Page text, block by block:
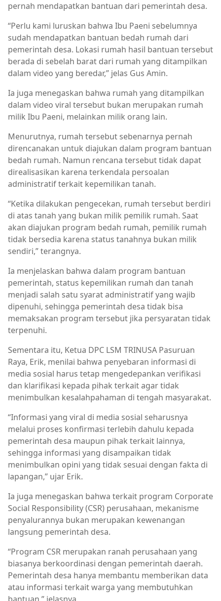
pernah mendapatkan bantuan dari pemerintah desa.
“Perlu kami luruskan bahwa Ibu Paeni sebelumnya
sudah mendapatkan bantuan bedah rumah dari
pemerintah desa. Lokasi rumah hasil bantuan tersebut
berada di sebelah barat dari rumah yang ditampilkan
dalam video yang beredar,” jelas Gus Amin.
Ia juga menegaskan bahwa rumah yang ditampilkan
dalam video viral tersebut bukan merupakan rumah
milik Ibu Paeni, melainkan milik orang lain.
Menurutnya, rumah tersebut sebenarnya pernah
direncanakan untuk diajukan dalam program bantuan
bedah rumah. Namun rencana tersebut tidak dapat
direalisasikan karena terkendala persoalan
administratif terkait kepemilikan tanah.
“Ketika dilakukan pengecekan, rumah tersebut berdiri
di atas tanah yang bukan milik pemilik rumah. Saat
akan diajukan program bedah rumah, pemilik rumah
tidak bersedia karena status tanahnya bukan milik
sendiri,” terangnya.
Ia menjelaskan bahwa dalam program bantuan
pemerintah, status kepemilikan rumah dan tanah
menjadi salah satu syarat administratif yang wajib
dipenuhi, sehingga pemerintah desa tidak bisa
memaksakan program tersebut jika persyaratan tidak
terpenuhi.
Sementara itu, Ketua DPC LSM TRINUSA Pasuruan
Raya, Erik, menilai bahwa penyebaran informasi di
media sosial harus tetap mengedepankan verifikasi
dan klarifikasi kepada pihak terkait agar tidak
menimbulkan kesalahpahaman di tengah masyarakat.
“Informasi yang viral di media sosial seharusnya
melalui proses konfirmasi terlebih dahulu kepada
pemerintah desa maupun pihak terkait lainnya,
sehingga informasi yang disampaikan tidak
menimbulkan opini yang tidak sesuai dengan fakta di
lapangan,” ujar Erik.
Ia juga menegaskan bahwa terkait program Corporate
Social Responsibility (CSR) perusahaan, mekanisme
penyalurannya bukan merupakan kewenangan
langsung pemerintah desa.
“Program CSR merupakan ranah perusahaan yang
biasanya berkoordinasi dengan pemerintah daerah.
Pemerintah desa hanya membantu memberikan data
atau informasi terkait warga yang membutuhkan